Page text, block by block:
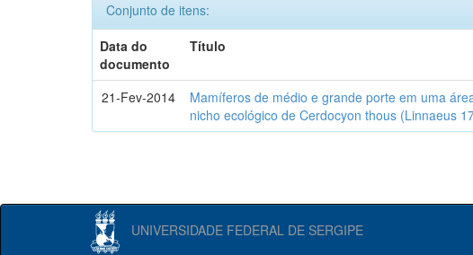
Conjunto de itens:
Data do
documento
Título
21-Fev-2014
Mamíferos de médio e grande porte em uma
nicho ecológico de Cerdocyon thous (Linnaeus
UNIVERSIDADE FEDERAL DE SERGIPE